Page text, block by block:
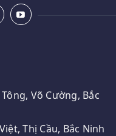
Võ Cường, Bắc
Thị Cầu, Bắc Ninh